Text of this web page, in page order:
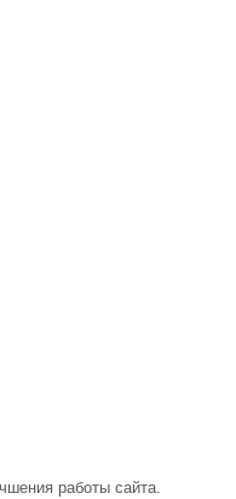
работы сайта.